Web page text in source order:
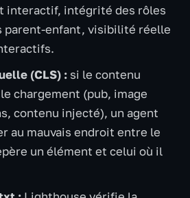
interactif, intégrité des rôles
parent-enfant, visibilité réelle
(CLS) : si le contenu
chargement (pub, image
contenu injecté), un agent
au mauvais endroit entre le
un élément et celui où il